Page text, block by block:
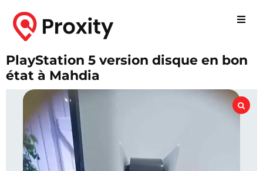
PlayStation 5 version disque en bon
état à Mahdia